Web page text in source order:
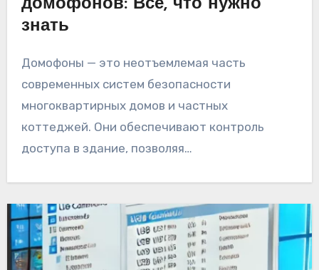
домофонов: Всё, что нужно
знать
Домофоны — это неотъемлемая часть
современных систем безопасности
многоквартирных домов и частных
коттеджей. Они обеспечивают контроль
доступа в здание, позволяя…